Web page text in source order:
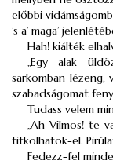
előbbi
’s a’ maga’
Hah! kiálték
„Egy alak
sarkomban lézeng,
szabadságomat
Tudass velem
„Ah Vilmos! te
titkolhatok-el.
Fedezz-fel